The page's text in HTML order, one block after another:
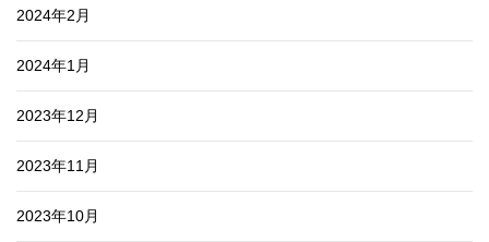
2024年2月
2024年1月
2023年12月
2023年11月
2023年10月